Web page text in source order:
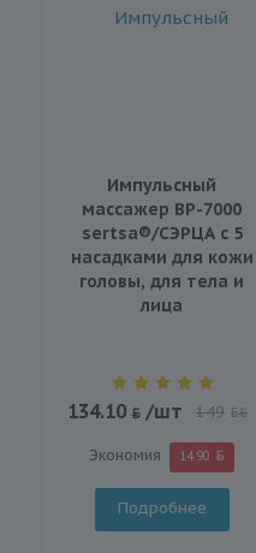
Импульсный
массажер BP-7000
sertsa®/СЭРЦА с 5
насадками для кожи
головы, для тела и
лица
134.10 /шт 149 BYN
Экономия 14.90
Подробнее